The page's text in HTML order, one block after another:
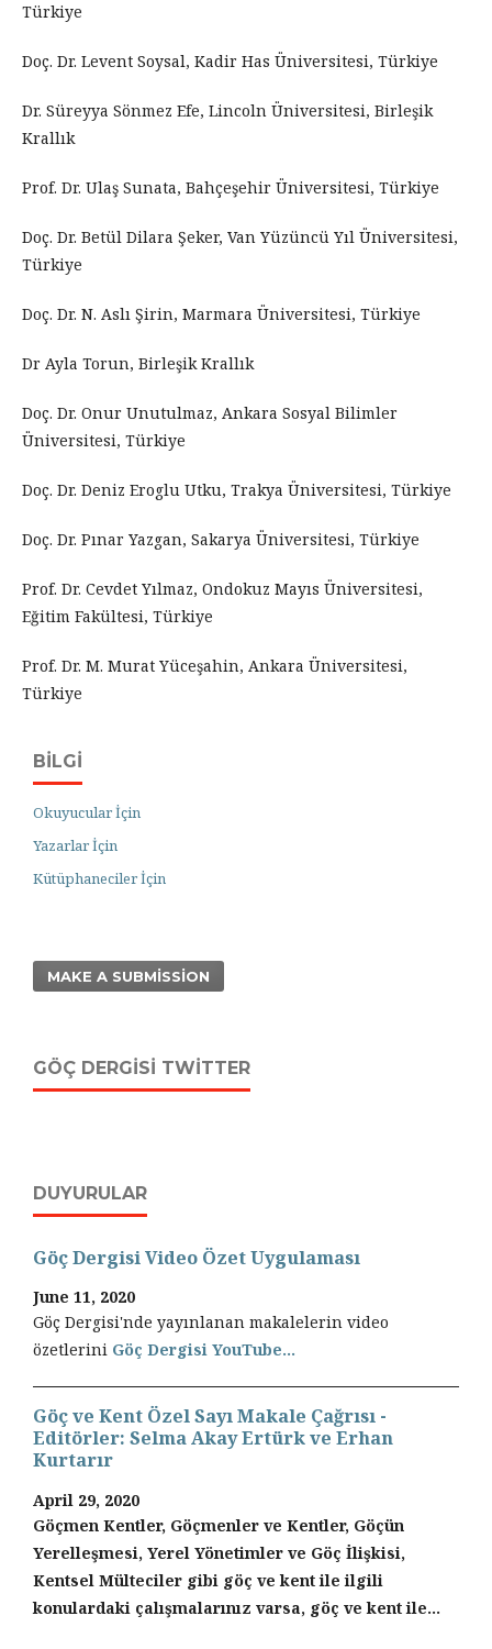
Türkiye
Doç. Dr. Levent Soysal, Kadir Has Üniversitesi, Türkiye
Dr. Süreyya Sönmez Efe, Lincoln Üniversitesi, Birleşik
Krallık
Prof. Dr. Ulaş Sunata, Bahçeşehir Üniversitesi, Türkiye
Doç. Dr. Betül Dilara Şeker, Van Yüzüncü Yıl Üniversitesi,
Türkiye
Doç. Dr. N. Aslı Şirin, Marmara Üniversitesi, Türkiye
Dr Ayla Torun, Birleşik Krallık
Doç. Dr. Onur Unutulmaz, Ankara Sosyal Bilimler
Üniversitesi, Türkiye
Doç. Dr. Deniz Eroglu Utku, Trakya Üniversitesi, Türkiye
Doç. Dr. Pınar Yazgan, Sakarya Üniversitesi, Türkiye
Prof. Dr. Cevdet Yılmaz, Ondokuz Mayıs Üniversitesi,
Eğitim Fakültesi, Türkiye
Prof. Dr. M. Murat Yüceşahin, Ankara Üniversitesi,
Türkiye
BILGI
Okuyucular İçin
Yazarlar İçin
Kütüphaneciler İçin
MAKE A SUBMISSION
GÖÇ DERGISI TWITTER
DUYURULAR
Göç Dergisi Video Özet Uygulaması
June 11, 2020
Göç Dergisi'nde yayınlanan makalelerin video
özetlerini Göç Dergisi YouTube...
Göç ve Kent Özel Sayı Makale Çağrısı -
Editörler: Selma Akay Ertürk ve Erhan
Kurtarır
April 29, 2020
Göçmen Kentler, Göçmenler ve Kentler, Göçün
Yerelleşmesi, Yerel Yönetimler ve Göç İlişkisi,
Kentsel Mülteciler gibi göç ve kent ile ilgili
konulardaki çalışmalarınız varsa, göç ve kent ile...